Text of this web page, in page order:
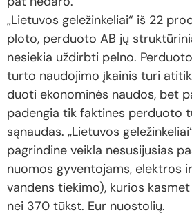
„Lietuvos geležinkeliai“ iš 22
ploto, perduoto AB jų
nesiekia uždirbti pelno.
turto naudojimo įkainis turi
duoti ekonominės naudos, bet
padengia tik faktines perduoto
sąnaudas. „Lietuvos
pagrindine veikla nesusijusias
nuomos gyventojams, elektros
vandens tiekimo), kurios
nei 370 tūkst. Eur nuostolių.